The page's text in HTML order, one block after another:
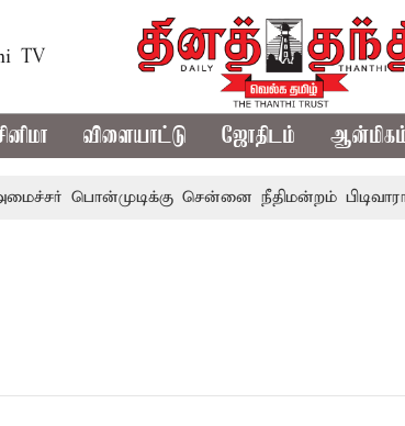
TV
விளையாட்டு ஜோதிடம்
பொன்முடிக்கு சென்னை நீதிமன்றம் பிடிவாராண்ட்